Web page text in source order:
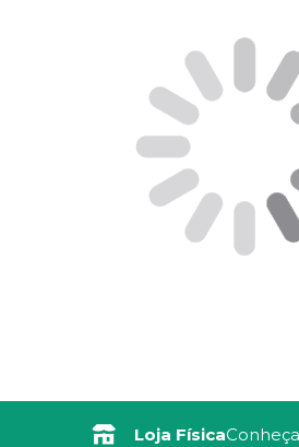
Frete GrátisConsulte